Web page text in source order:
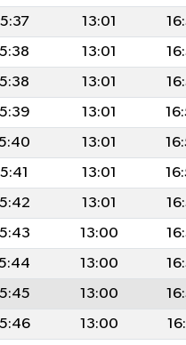
13:01
13:01
13:01
13:01
13:01
13:01
13:01
13:00
13:00
13:00
13:00